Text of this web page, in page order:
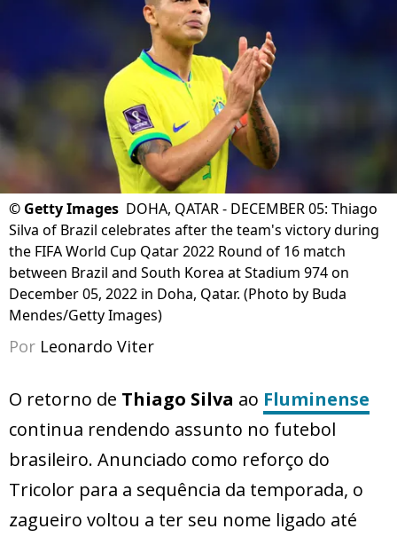
© Getty Images DOHA, QATAR - DECEMBER 05: Thiago
Silva of Brazil celebrates after the team's victory during
the FIFA World Cup Qatar 2022 Round of 16 match
between Brazil and South Korea at Stadium 974 on
December 05, 2022 in Doha, Qatar. (Photo by Buda
Mendes/Getty Images)
Por Leonardo Viter
O retorno de Thiago Silva ao Fluminense
continua rendendo assunto no futebol
brasileiro. Anunciado como reforço do
Tricolor para a sequência da temporada, o
zagueiro voltou a ter seu nome ligado até